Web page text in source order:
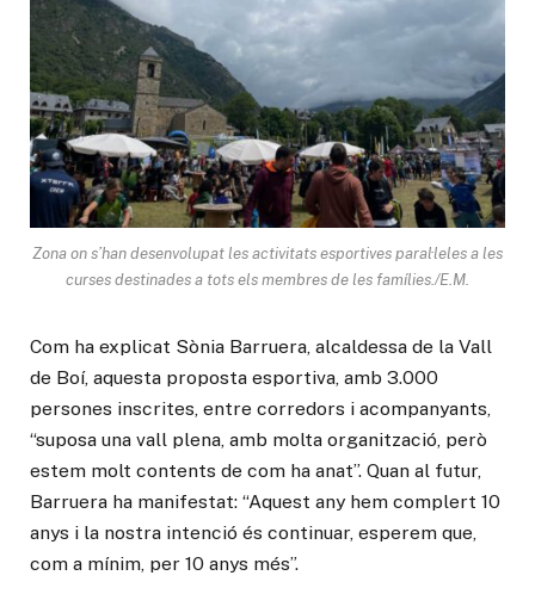
Zona on s’han desenvolupat les activitats esportives paral·leles a les
curses destinades a tots els membres de les famílies./E.M.
Com ha explicat Sònia Barruera, alcaldessa de la Vall
de Boí, aquesta proposta esportiva, amb 3.000
persones inscrites, entre corredors i acompanyants,
“suposa una vall plena, amb molta organització, però
estem molt contents de com ha anat”. Quan al futur,
Barruera ha manifestat: “Aquest any hem complert 10
anys i la nostra intenció és continuar, esperem que,
com a mínim, per 10 anys més”.